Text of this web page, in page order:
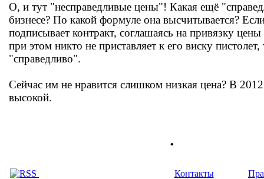
О, и тут "несправедливые цены"! Какая ещё
бизнесе? По какой формуле она высчитывается?
подписывает контракт, соглашаясь на привязку цены
при этом никто не приставляет к его виску пистолет,
"справедливо".
Сейчас им не нравится слишком низкая цена? В
высокой.
.
Контакты